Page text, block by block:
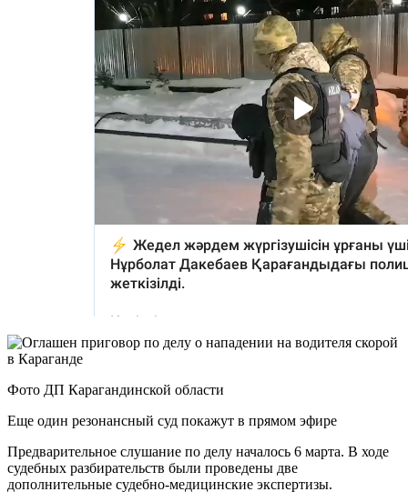
Фото ДП Карагандинской области
Еще один резонансный суд покажут в прямом эфире
Предварительное слушание по делу началось 6 марта. В ходе
судебных разбирательств были проведены две
дополнительные судебно-медицинские экспертизы.